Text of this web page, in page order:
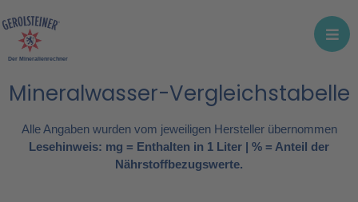
Der Mineralienrechner
Mineralwasser-Vergleichstabelle
Alle Angaben wurden vom jeweiligen Hersteller übernommen
Lesehinweis: mg = Enthalten in 1 Liter | % = Anteil der
Nährstoffbezugswerte.